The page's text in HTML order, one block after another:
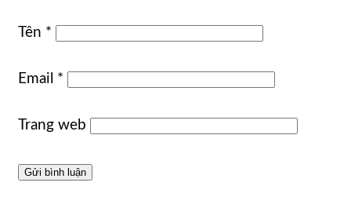
Tên *
Email *
Trang web